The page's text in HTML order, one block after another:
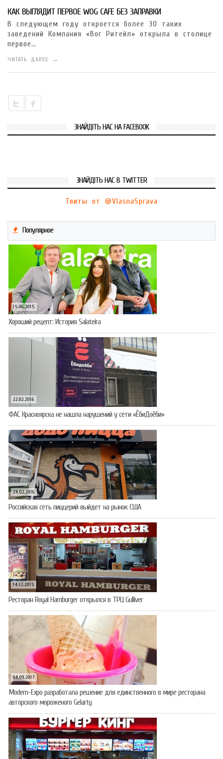
КАК ВЫГЛЯДИТ ПЕРВОЕ WOG CAFE БЕЗ ЗАПРАВКИ
В следующем году откроется более 30 таких
заведений Компания «Вог Ритейл» открыла в столице
первое…
ЧИТАТЬ ДАЛЕЕ →
ЗНАЙДІТЬ НАС НА FACEBOOK
ЗНАЙДІТЬ НАС В TWITTER
Твиты от @VlasnaSprava
Популярное
15.06.2015
Хороший рецепт: История Salateira
22.02.2016
ФАС Красноярска не нашла нарушений у сети «ЁбиДоёби»
24.02.2016
Российская сеть пиццерий выйдет на рынок США
14.12.2015
Ресторан Royal Hamburger открылся в ТРЦ Gulliver
04.09.2017
Modern-Expo разработала решение для единственного в мире ресторана
авторского мороженого Gelarty